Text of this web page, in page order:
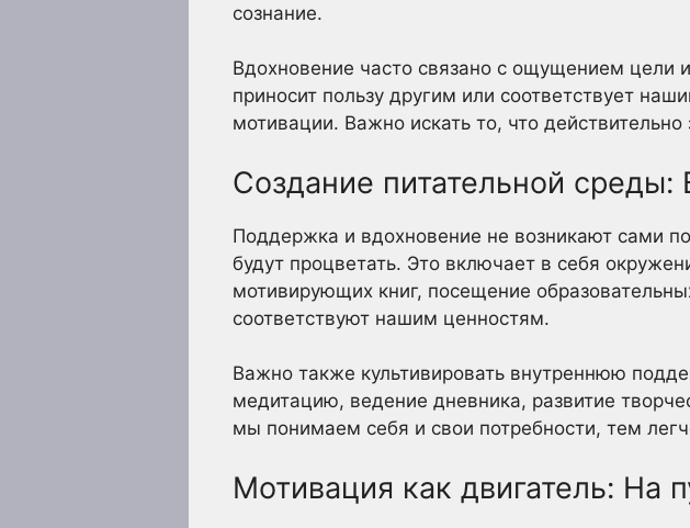
сознание.
Вдохновение часто связано с ощущением цели
приносит пользу другим или соответствует
мотивации. Важно искать то, что
Создание питательной среды:
Поддержка и вдохновение не возникают сами
будут процветать. Это включает в себя
мотивирующих книг, посещение
соответствуют нашим ценностям.
Важно также культивировать внутреннюю
медитацию, ведение дневника, развитие
мы понимаем себя и свои потребности, тем
Мотивация как двигатель: На